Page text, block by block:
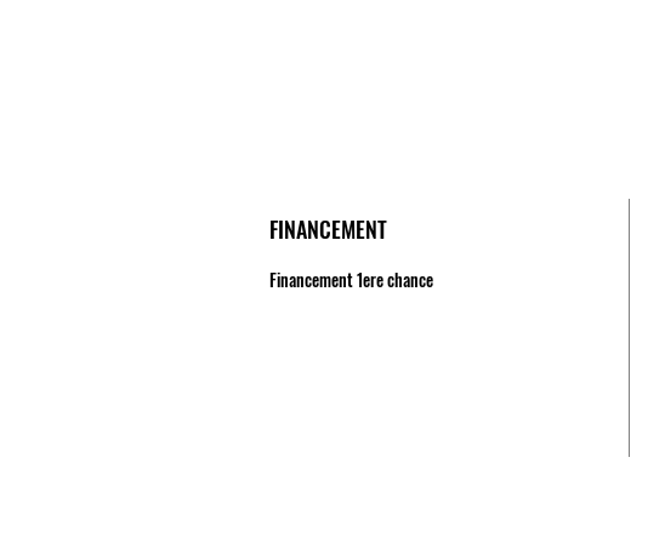
FINANCEMENT
Financement 1ere chance